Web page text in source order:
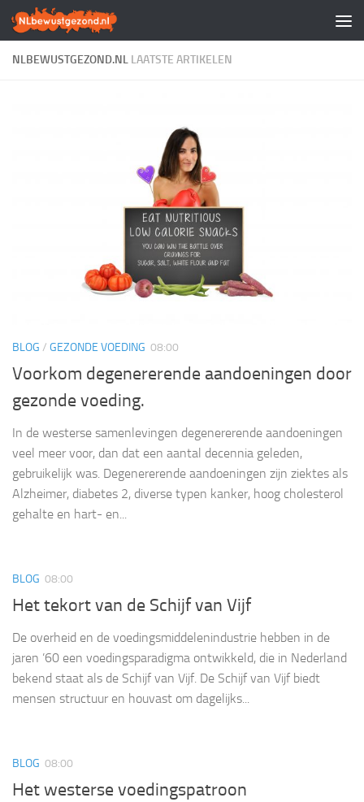
Doorgaan naar inhoud
NLBEWUSTGEZOND.NL LAATSTE ARTIKELEN
BLOG / GEZONDE VOEDING 08:00
Voorkom degenererende aandoeningen door
gezonde voeding.
In de westerse samenlevingen degenererende aandoeningen
veel meer voor, dan dat een aantal decennia geleden,
gebruikelijk was. Degenererende aandoeningen zijn ziektes als
Alzheimer, diabetes 2, diverse typen kanker, hoog cholesterol
gehalte en hart- en...
BLOG 08:00
Het tekort van de Schijf van Vijf
De overheid en de voedingsmiddelenindustrie hebben in de
jaren ’60 een voedingsparadigma ontwikkeld, die in Nederland
bekend staat als de Schijf van Vijf. De Schijf van Vijf biedt
mensen structuur en houvast om dagelijks...
BLOG 08:00
Het westerse voedingspatroon